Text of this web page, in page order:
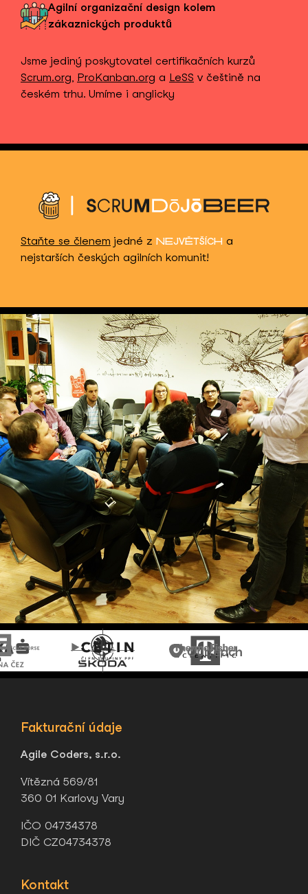
Agilní organizační design kolem
zákaznických produktů
Jsme jediný poskytovatel certifikačních kurzů
Scrum.org, ProKanban.org a LeSS v češtině na
českém trhu. Umíme i anglicky
Staňte se členem jedné z NEJVĚTŠÍCH a
nejstarších českých agilních komunit!
Fakturační údaje
Agile Coders, s.r.o.
Vítězná 569/81
360 01 Karlovy Vary
IČO 04734378
DIČ CZ04734378
Kontakt